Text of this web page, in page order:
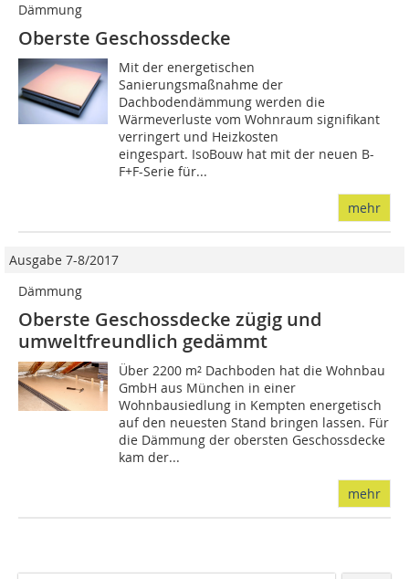
Dämmung
Oberste Geschossdecke
Mit der energetischen
Sanierungsmaßnahme der
Dachbodendämmung werden die
Wärmeverluste vom Wohnraum signifikant
verringert und Heizkosten
eingespart. IsoBouw hat mit der neuen B-
F+F-Serie für...
mehr
Ausgabe 7-8/2017
Dämmung
Oberste Geschossdecke zügig und
umweltfreundlich gedämmt
Über 2200 m² Dachboden hat die Wohnbau
GmbH aus München in einer
Wohnbausiedlung in Kempten energetisch
auf den neuesten Stand bringen lassen. Für
die Dämmung der obersten Geschossdecke
kam der...
mehr